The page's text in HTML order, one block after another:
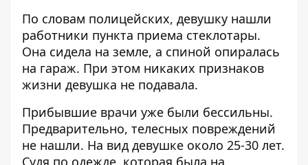
По словам полицейских, девушку нашли
работники пункта приема стеклотары.
Она сидела на земле, а спиной опиралась
на гараж. При этом никаких признаков
жизни девушка не подавала.
Прибывшие врачи уже были бессильны.
Предварительно, телесных повреждений
не нашли. На вид девушке около 25-30 лет.
Судя по одежде, которая была на